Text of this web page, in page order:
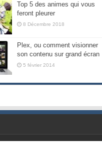
Top 5 des animes qui vous
feront pleurer
8 Décembre 2018
Plex, ou comment visionner
son contenu sur grand écran
5 février 2014